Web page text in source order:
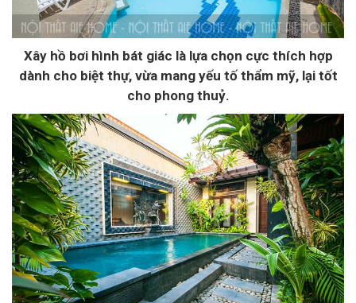
Xây hồ bơi hình bát giác là lựa chọn cực thích hợp
dành cho biệt thự, vừa mang yếu tố thẩm mỹ, lại tốt
cho phong thuỷ.